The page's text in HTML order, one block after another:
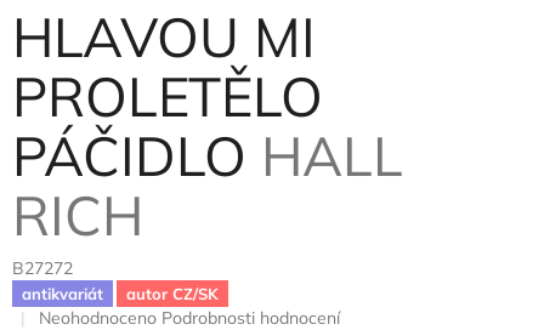
HLAVOU MI
PROLETĚLO
PÁČIDLO HALL
RICH
B27272
antikvariát autor CZ/SK
Průměrné
Neohodnoceno Podrobnosti hodnocení